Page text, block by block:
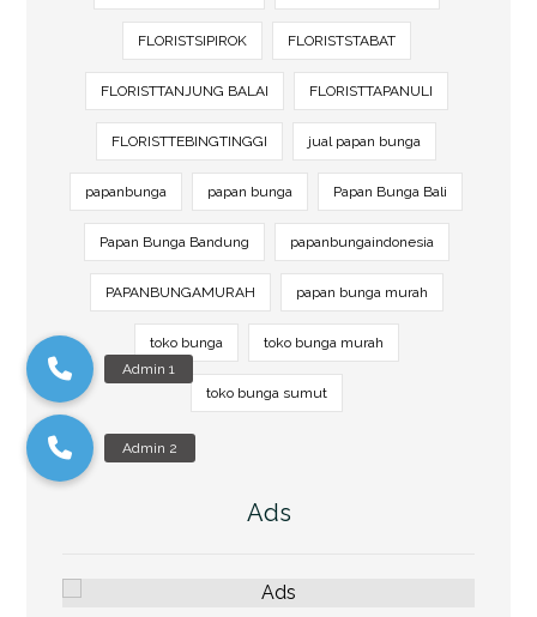
FLORISTSIPIROK FLORISTSTABAT
FLORISTTANJUNG BALAI FLORISTTAPANULI
FLORISTTEBINGTINGGI jual papan bunga
papanbunga papan bunga Papan Bunga Bali
Papan Bunga Bandung papanbungaindonesia
PAPANBUNGAMURAH papan bunga murah
toko bunga toko bunga murah
toko bunga sumut
Ads